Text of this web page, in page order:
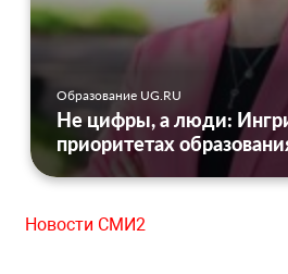
Образование UG.RU
Не цифры, а люди:
приоритетах
Новости СМИ2